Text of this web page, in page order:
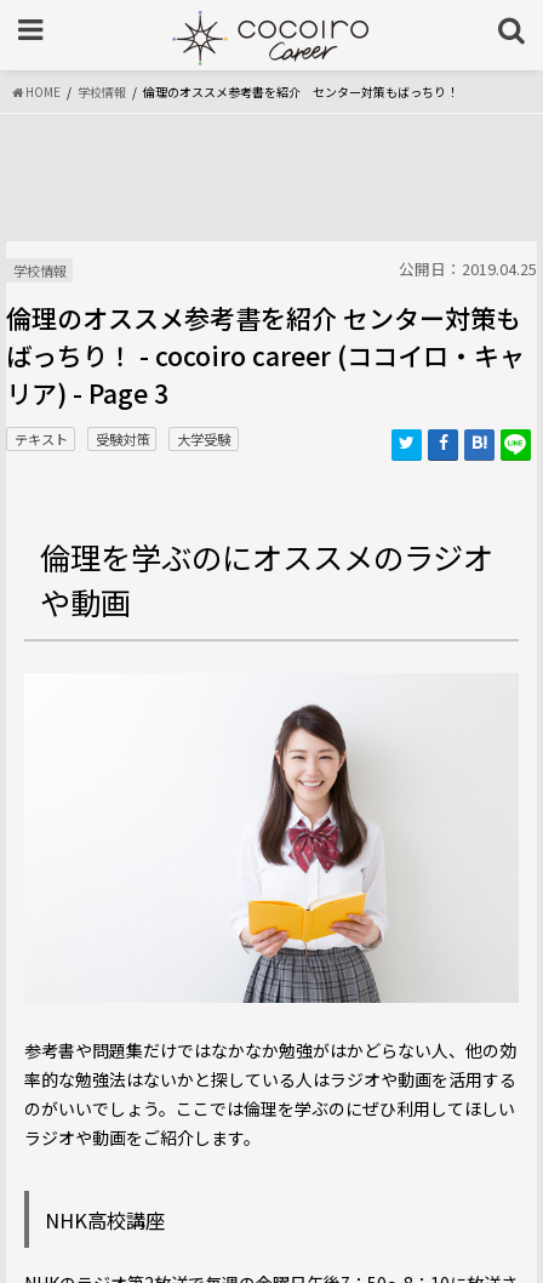
HOME 学校情報 倫理のオススメ参考書を紹介 センター対策もばっちり！
学校情報 公開日：2019.04.25
倫理のオススメ参考書を紹介 センター対策も
ばっちり！ - cocoiro career (ココイロ・キャ
リア) - Page 3
テキスト 受験対策 大学受験
倫理を学ぶのにオススメのラジオ
や動画
参考書や問題集だけではなかなか勉強がはかどらない人、他の効
率的な勉強法はないかと探している人はラジオや動画を活用する
のがいいでしょう。ここでは倫理を学ぶのにぜひ利用してほしい
ラジオや動画をご紹介します。
NHK高校講座